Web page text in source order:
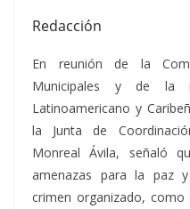
Redacción
En reunión de la
Municipales y de la
Latinoamericano y
la Junta de
Monreal Ávila, señaló
amenazas para la paz
crimen organizado,